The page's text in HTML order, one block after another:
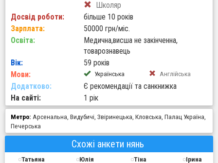
Школяр
Досвід роботи:
більше 10 років
Зарплата:
50000 грн/міс.
Освіта:
Медична,висша не закiнченна,
товарознавець
Вік:
59 років
Мови:
Українська Англійська
Додатково:
Є рекомендації та санкнижка
На сайті:
1 рік
Метро: Арсенальна Видубичі Звіринецька Кловська Палац Україна
Печерська
Схожі анкети нянь
Татьяна Юлія Тіна Ірина